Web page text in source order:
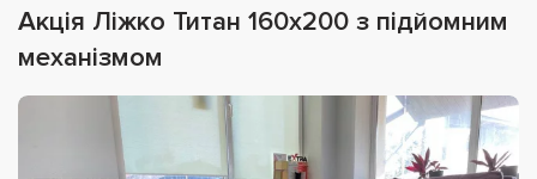
Акція Ліжко Титан 160х200 з підйомним
механізмом